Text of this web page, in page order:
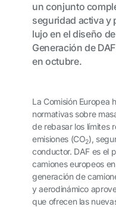
un conjunto
seguridad activa y
lujo en el diseño
Generación de
en octubre.
La Comisión Europea
normativas sobre
de rebasar los límites
emisiones (CO2),
conductor. DAF es el
camiones europeos
generación de
y aerodinámico
que ofrecen las